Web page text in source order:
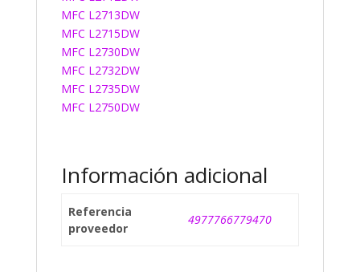
MFC L2713DW
MFC L2715DW
MFC L2730DW
MFC L2732DW
MFC L2735DW
MFC L2750DW
Información adicional
Referencia
proveedor
4977766779470